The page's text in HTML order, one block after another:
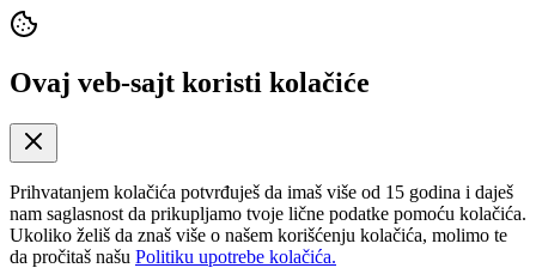
Ovaj veb-sajt koristi kolačiće
Prihvatanjem kolačića potvrđuješ da imaš više od 15 godina i daješ
nam saglasnost da prikupljamo tvoje lične podatke pomoću kolačića.
Ukoliko želiš da znaš više o našem korišćenju kolačića, molimo te
da pročitaš našu Politiku upotrebe kolačića.